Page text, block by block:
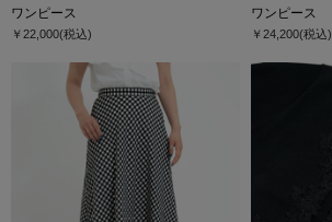
ワンピース
￥22,000(税込)
ワンピース
￥24,200(税込)